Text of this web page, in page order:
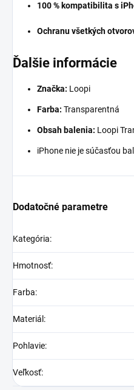
100 % kompatibilita s
Ochranu všetkých
Ďalšie informácie
Značka: Loopi
Farba: Transparentná
Obsah balenia: Loopi
iPhone nie je súčasťou
Dodatočné parametre
Kategória:
Hmotnosť:
Farba:
Materiál :
Pohlavie:
Veľkosť: